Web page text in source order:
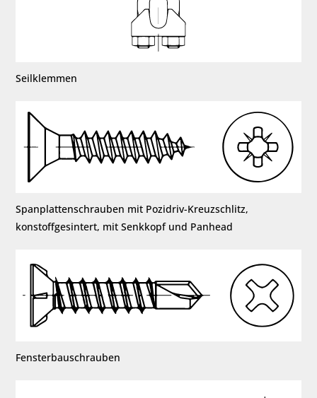
Seilklemmen
Spanplattenschrauben mit Pozidriv-Kreuzschlitz,
konstoffgesintert, mit Senkkopf und Panhead
Fensterbauschrauben